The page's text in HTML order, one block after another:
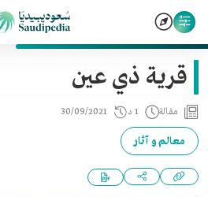
قرية ذي عين
مقالة 1 د 30/09/2021
معالم و آثار